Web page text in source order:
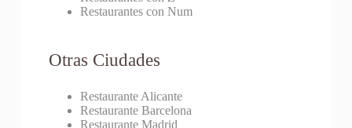
Restaurantes con Num
Otras Ciudades
Restaurante Alicante
Restaurante Barcelona
Restaurante Madrid